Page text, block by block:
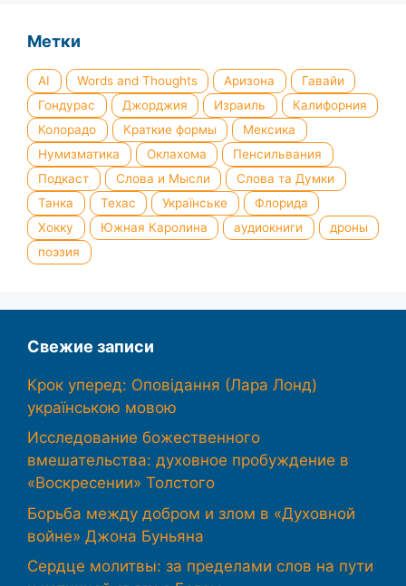
Метки
AI Words and Thoughts Аризона
Гавайи
Гондурас
Джорджия Израиль
Калифорния
Колорадо
Краткие формы
Мексика
Нумизматика
Оклахома
Пенсильвания
Подкаст
Слова и Мысли
Слова та Думки
Танка
Техас Українське
Флорида
Хокку
Южная Каролина аудиокниги
дроны
поэзия
Свежие записи
Крок уперед: Оповідання (Лара Лонд)
українською мовою
Исследование божественного
вмешательства: духовное пробуждение в
«Воскресении» Толстого
Борьба между добром и злом в «Духовной
войне» Джона Буньяна
Сердце молитвы: за пределами слов на пути